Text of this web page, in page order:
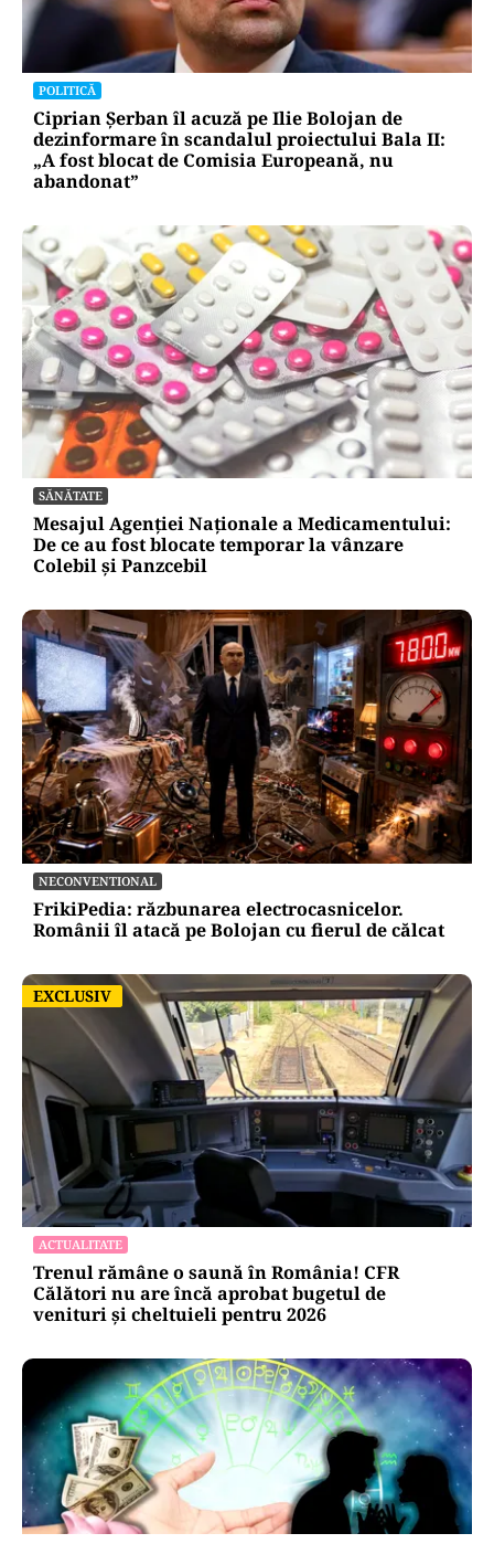
POLITICĂ
Ciprian Șerban îl acuză pe Ilie Bolojan de
dezinformare în scandalul proiectului Bala II:
„A fost blocat de Comisia Europeană, nu
abandonat”
SĂNĂTATE
Mesajul Agenției Naționale a Medicamentului:
De ce au fost blocate temporar la vânzare
Colebil și Panzcebil
NECONVENTIONAL
FrikiPedia: răzbunarea electrocasnicelor.
Românii îl atacă pe Bolojan cu fierul de călcat
EXCLUSIV
EXCLUSIV
ACTUALITATE
Trenul rămâne o saună în România! CFR
Călători nu are încă aprobat bugetul de
venituri și cheltuieli pentru 2026